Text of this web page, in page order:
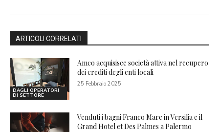
ARTICOLI CORRELATI
DAGLI OPERATORI
DI SETTORE
Amco acquisisce società attiva nel recupero
dei crediti degli enti locali
25 Febbraio 2025
Venduti i bagni Franco Mare in Versilia e il
Grand Hotel et Des Palmes a Palermo